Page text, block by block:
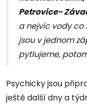
Petrovice-
a nejvíc vody co
jsou v jednom
pytlujeme,
Psychicky jsou
ještě další dny a